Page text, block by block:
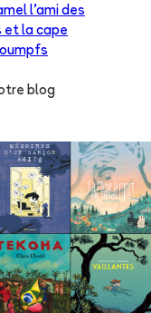
l'ami des
et la cape
blog